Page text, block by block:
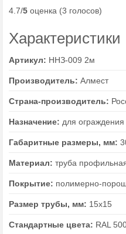
4.7/5 оценка (3 голосов)
Характеристики
Артикул: ННЗ-009 2м
Производитель: Алмест
Страна-производитель:
Назначение: для
Габаритные размеры, мм:
Материал: труба
Покрытие: полимерно-
Размер трубы, мм: 15х15
Стандартные цвета: RAL